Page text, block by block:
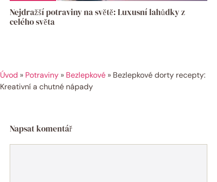
Nejdražší potraviny na světě: Luxusní lahůdky z
celého světa
Úvod » Potraviny » Bezlepkové » Bezlepkové dorty recepty:
Kreativní a chutné nápady
Napsat komentář